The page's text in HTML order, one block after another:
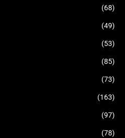
(68)
(49)
(53)
(85)
(73)
(163)
(97)
(78)